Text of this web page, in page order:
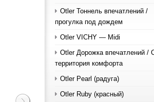
Otler Тоннель впечатлений /
прогулка под дождем
Otler VICHY — Midi
Otler Дорожка впечатлений /
территория комфорта
Otler Pearl (радуга)
Otler Ruby (красный)